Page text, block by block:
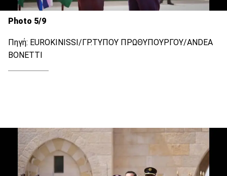
Photo 5/9
Πηγή: EUROKINISSI/ΓΡ.ΤΥΠΟΥ ΠΡΩΘΥΠΟΥΡΓΟΥ/ANDEA
BONETTΙ